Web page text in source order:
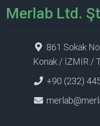
Merlab Ltd.
861 Sokak
Konak / İZMİR /
+90 (232)